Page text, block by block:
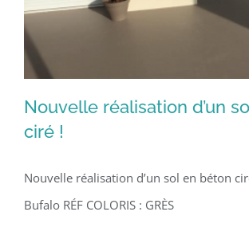
Nouvelle réalisation d’un sol
ciré !
Nouvelle réalisation d’un
ciré !
Nouvelle réalisation d’un sol en béton
Bufalo RÉF COLORIS : GRÈS